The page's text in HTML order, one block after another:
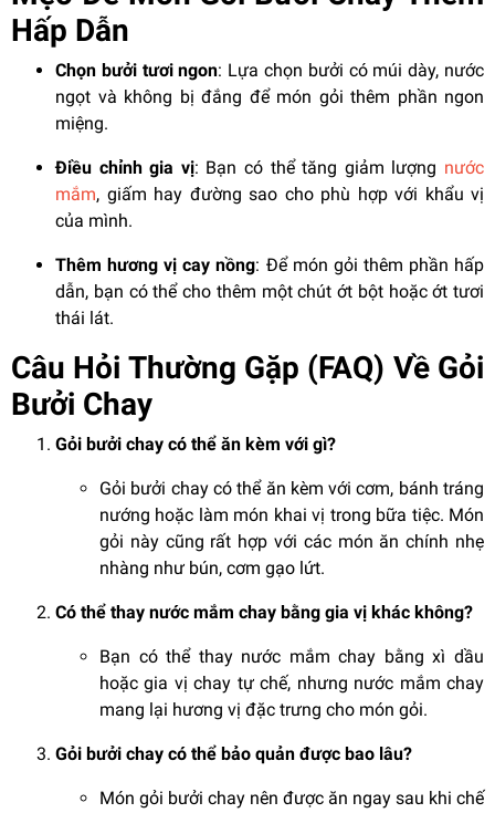
Hấp Dẫn
Chọn bưởi tươi ngon: Lựa chọn bưởi có múi dày, nước
ngọt và không bị đắng để món gỏi thêm phần ngon
miệng.
Điều chỉnh gia vị: Bạn có thể tăng giảm lượng nước
mắm, giấm hay đường sao cho phù hợp với khẩu vị
của mình.
Thêm hương vị cay nồng: Để món gỏi thêm phần hấp
dẫn, bạn có thể cho thêm một chút ớt bột hoặc ớt tươi
thái lát.
Câu Hỏi Thường Gặp (FAQ) Về Gỏi
Bưởi Chay
Gỏi bưởi chay có thể ăn kèm với gì?
Gỏi bưởi chay có thể ăn kèm với cơm, bánh tráng
nướng hoặc làm món khai vị trong bữa tiệc. Món
gỏi này cũng rất hợp với các món ăn chính nhẹ
nhàng như bún, cơm gạo lứt.
Có thể thay nước mắm chay bằng gia vị khác không?
Bạn có thể thay nước mắm chay bằng xì dầu
hoặc gia vị chay tự chế, nhưng nước mắm chay
mang lại hương vị đặc trưng cho món gỏi.
Gỏi bưởi chay có thể bảo quản được bao lâu?
Món gỏi bưởi chay nên được ăn ngay sau khi chế